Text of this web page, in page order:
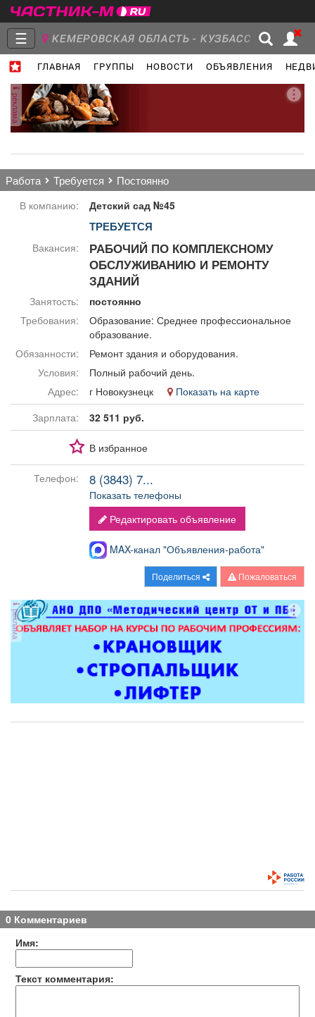
☰ КЕМЕРОВСКАЯ ОБЛАСТЬ - КУЗБАСС
ГЛАВНАЯ ГРУППЫ НОВОСТИ ОБЪЯВЛЕНИЯ
Главная
Группы Новости
Работа Транспорт Компании
Афиша Обучение Проекты
Товары Поздравления Погода
ТВ программа Я - пенсионер
реклама
работа требуется постоянно
В компанию: Детский сад №45
ТРЕБУЕТСЯ
Вакансия:
РАБОЧИЙ ПО КОМПЛЕКСНОМУ
ОБСЛУЖИВАНИЮ И РЕМОНТУ
ЗДАНИЙ
Занятость:
постоянно
Требования:
Образование: Среднее профессиональное
образование.
Обязанности:
Ремонт здания и оборудования.
Условия:
Полный рабочий день.
Адрес:
г Новокузнецк
Показать на карте
Зарплата:
32 511 руб.
В избранное
Телефон: 8 (3843) 7...
Показать телефоны
Редактировать объявление
MAX-канал "Объявления-работа"
Поделиться Пожаловаться
реклама
0 Комментариев
Имя:
Текст комментария: